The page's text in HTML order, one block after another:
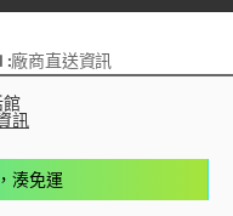
:廠商直送資訊
館
訊
湊免運